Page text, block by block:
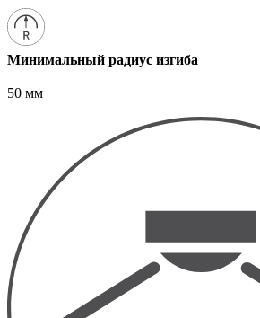
Минимальный радиус изгиба
50 мм